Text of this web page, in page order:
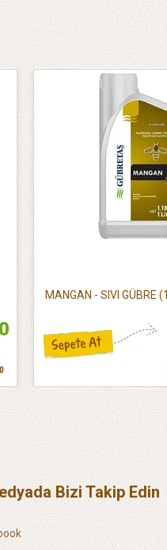
MANGAN - SIVI GÜBRE
Bizi Takip Edin